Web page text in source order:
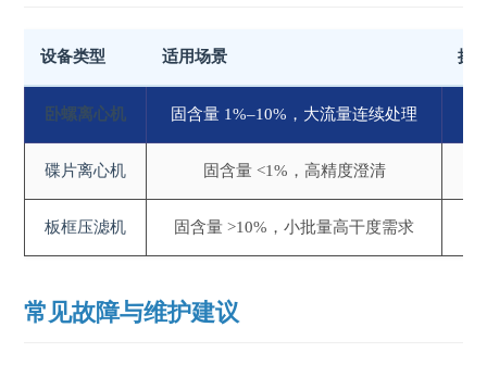
设备类型 适用场景 操
卧螺离心机 固含量 1%–10%，大流量连续处理
碟片离心机 固含量 <1%，高精度澄清
板框压滤机 固含量 >10%，小批量高干度需求
常见故障与维护建议